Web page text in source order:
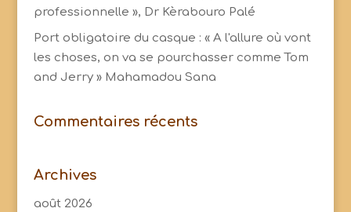
professionnelle », Dr Kèrabouro Palé
Port obligatoire du casque : « A l'allure où vont
les choses, on va se pourchasser comme Tom
and Jerry » Mahamadou Sana
Commentaires récents
Archives
août 2026